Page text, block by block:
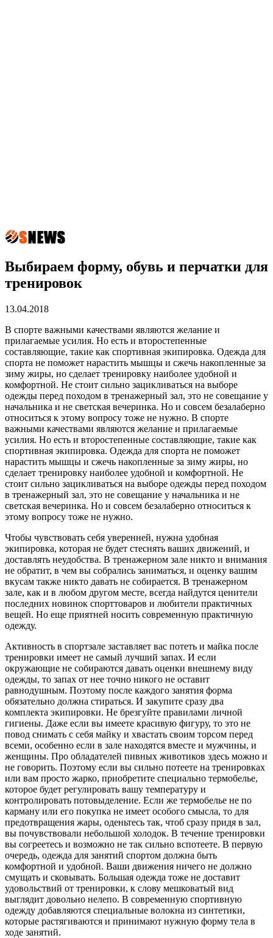
Выбираем форму, обувь и перчатки для
тренировок
13.04.2018
В спорте важными качествами являются желание и
прилагаемые усилия. Но есть и второстепенные
составляющие, такие как спортивная экипировка. Одежда для
спорта не поможет нарастить мышцы и сжечь накопленные за
зиму жиры, но сделает тренировку наиболее удобной и
комфортной. Не стоит сильно зацикливаться на выборе
одежды перед походом в тренажерный зал, это не совещание у
начальника и не светская вечеринка. Но и совсем безалаберно
относиться к этому вопросу тоже не нужно. В спорте
важными качествами являются желание и прилагаемые
усилия. Но есть и второстепенные составляющие, такие как
спортивная экипировка. Одежда для спорта не поможет
нарастить мышцы и сжечь накопленные за зиму жиры, но
сделает тренировку наиболее удобной и комфортной. Не
стоит сильно зацикливаться на выборе одежды перед походом
в тренажерный зал, это не совещание у начальника и не
светская вечеринка. Но и совсем безалаберно относиться к
этому вопросу тоже не нужно.
Чтобы чувствовать себя уверенней, нужна удобная
экипировка, которая не будет стеснять ваших движений, и
доставлять неудобства. В тренажерном зале никто и внимания
не обратит, в чем вы собрались заниматься, и оценку вашим
вкусам также никто давать не собирается. В тренажерном
зале, как и в любом другом месте, всегда найдутся ценители
последних новинок спорттоваров и любители практичных
вещей. Но еще приятней носить современную практичную
одежду.
Активность в спортзале заставляет вас потеть и майка после
тренировки имеет не самый лучший запах. И если
окружающие не собираются давать оценки внешнему виду
одежды, то запах от нее точно никого не оставит
равнодушным. Поэтому после каждого занятия форма
обязательно должна стираться. И закупите сразу два
комплекта экипировки. Не брезгуйте правилами личной
гигиены. Даже если вы имеете красивую фигуру, то это не
повод снимать с себя майку и хвастать своим торсом перед
всеми, особенно если в зале находятся вместе и мужчины, и
женщины. Про обладателей пивных животиков здесь можно и
не говорить. Поэтому если вы сильно потеете на тренировках
или вам просто жарко, приобретите специально термобелье,
которое будет регулировать вашу температуру и
контролировать потовыделение. Если же термобелье не по
карману или его покупка не имеет особого смысла, то для
предотвращения жары, оденьтесь так, чтоб сразу придя в зал,
вы почувствовали небольшой холодок. В течение тренировки
вы согреетесь и возможно не так сильно вспотеете. В первую
очередь, одежда для занятий спортом должна быть
комфортной и удобной. Ваши движения ничего не должно
смущать и сковывать. Большая одежда тоже не доставит
удовольствий от тренировки, к слову мешковатый вид
выглядит довольно нелепо. В современную спортивную
одежду добавляются специальные волокна из синтетики,
которые растягиваются и принимают нужную форму тела в
ходе занятий.